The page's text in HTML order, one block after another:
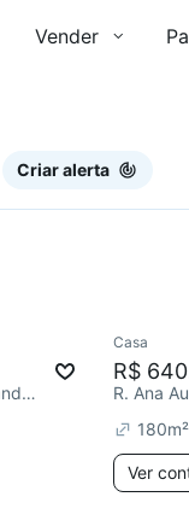
Vender
Criar alerta
R. Ilda do Amaral Cussiol, Jardim Sandra
Casa
R$
R. Ana
180m²
Ver